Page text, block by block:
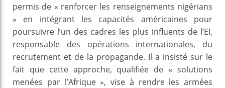
permis de « renforcer les renseignements nigérians
» en intégrant les capacités américaines pour
poursuivre l’un des cadres les plus influents de l’EI,
responsable des opérations internationales, du
recrutement et de la propagande. Il a insisté sur le
fait que cette approche, qualifiée de « solutions
menées par l’Afrique », vise à rendre les armées